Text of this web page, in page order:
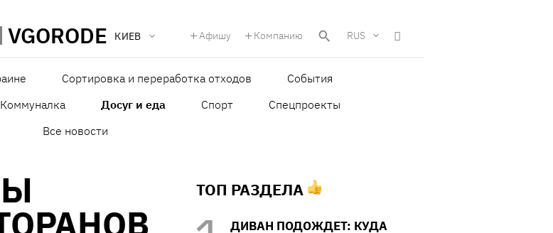
VGORODE КИЕВ Афишу Компанию RUS
Сортировка и переработка отходов
События
Коммуналка Досуг и еда Спорт
Спецпроекты
Все новости
ТОП РАЗДЕЛА
ДИВАН ПОДОЖДЕТ: КУДА